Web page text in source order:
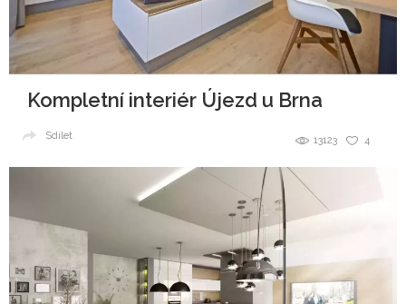
Kompletní interiér Újezd u Brna
4
13123
Sdílet